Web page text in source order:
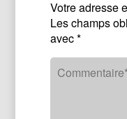
Votre adresse
Les champs
avec*